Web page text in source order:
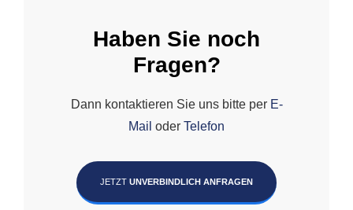
Haben Sie noch
Fragen?
Dann kontaktieren Sie uns bitte per E-
Mail oder Telefon
JETZT UNVERBINDLICH ANFRAGEN